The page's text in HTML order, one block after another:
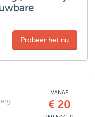
Probeer het nu
VANAF
€ 20